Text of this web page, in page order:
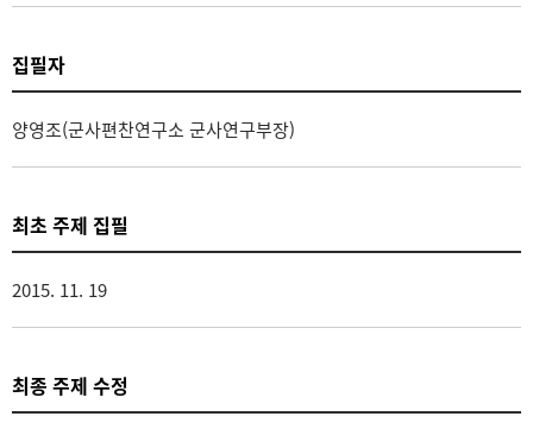
집필자
양영조(군사편찬연구소 군사연구부장)
최초 주제 집필
2015. 11. 19
최종 주제 수정